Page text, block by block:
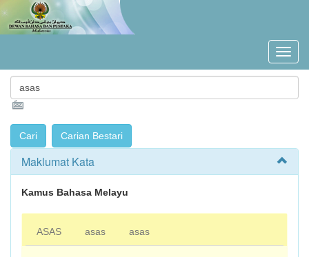
Maklumat Kata
Kamus Bahasa Melayu
ASAS asas asas